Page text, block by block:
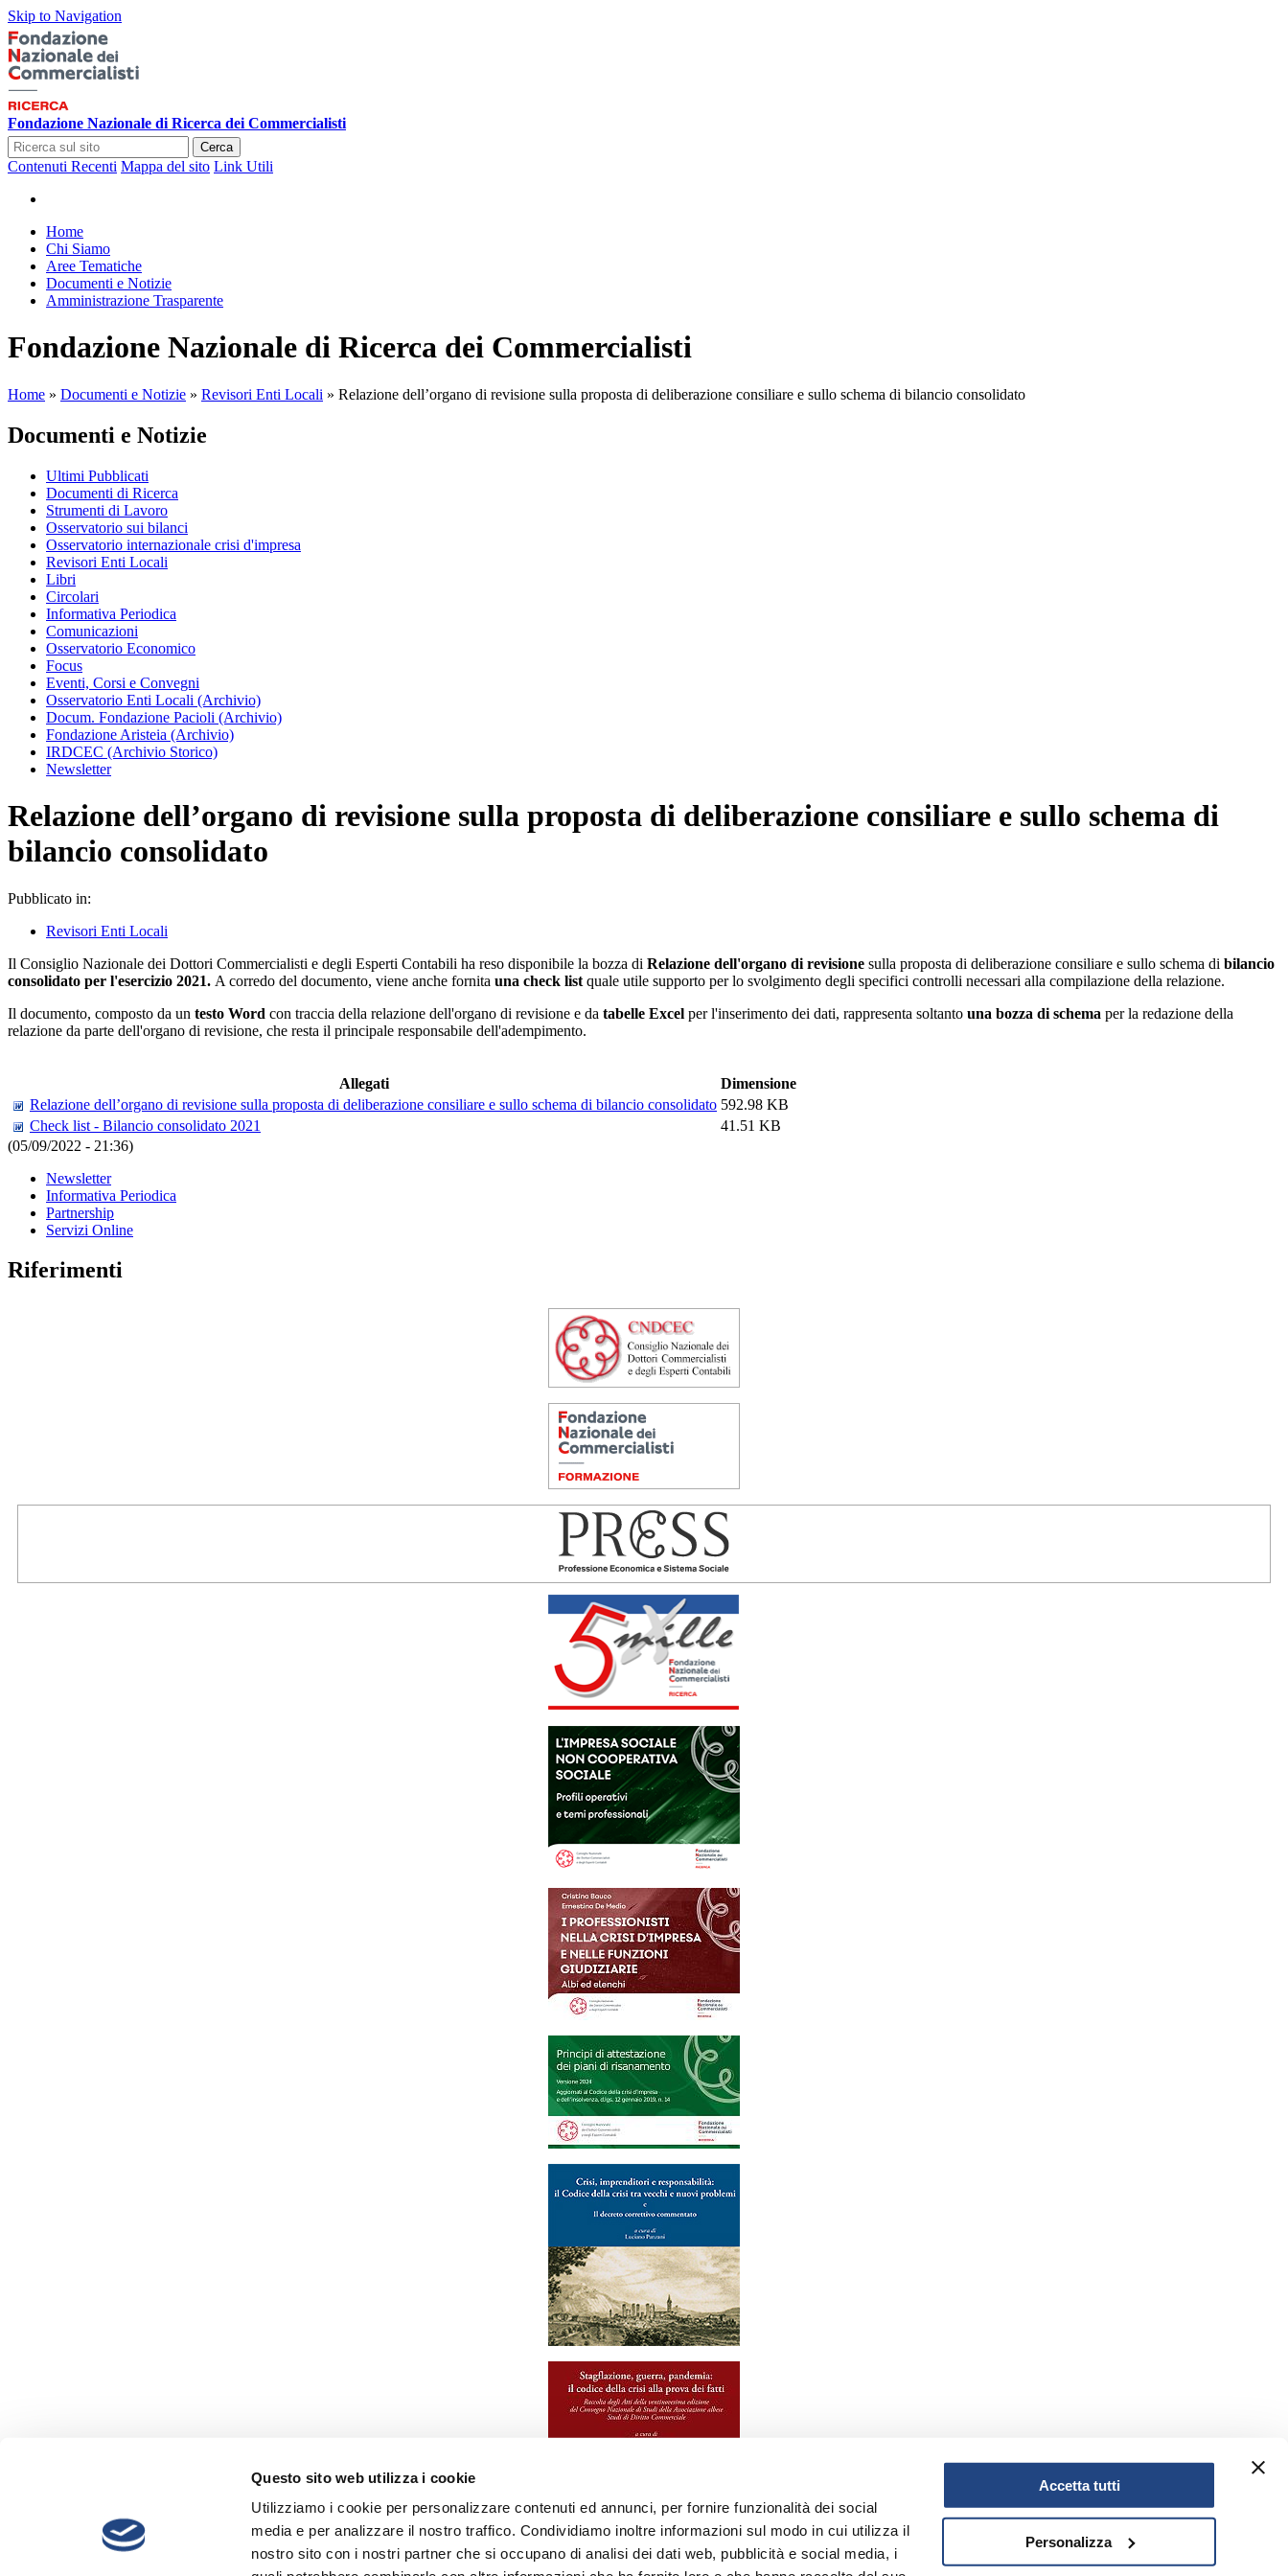
Questo sito web utilizza i cookie
Utilizziamo i cookie per personalizzare contenuti ed annunci, per fornire funzionalità dei social
media e per analizzare il nostro traffico. Condividiamo inoltre informazioni sul modo in cui utilizza il
nostro sito con i nostri partner che si occupano di analisi dei dati web, pubblicità e social media, i
Accetta tutti
Personalizza
Skip to Navigation
Fondazione Nazionale di Ricerca dei Commercialisti
Cerca
Contenuti Recenti Mappa del sito Link Utili
Home
Chi Siamo
Aree Tematiche
Documenti e Notizie
Amministrazione Trasparente
Fondazione Nazionale di Ricerca dei Commercialisti
Home » Documenti e Notizie » Revisori Enti Locali » Relazione dell’organo di revisione sulla proposta di deliberazione consiliare e sullo schema di bilancio consolidato
Documenti e Notizie
Ultimi Pubblicati
Documenti di Ricerca
Strumenti di Lavoro
Osservatorio sui bilanci
Osservatorio internazionale crisi d'impresa
Revisori Enti Locali
Libri
Circolari
Informativa Periodica
Comunicazioni
Osservatorio Economico
Focus
Eventi, Corsi e Convegni
Osservatorio Enti Locali (Archivio)
Docum. Fondazione Pacioli (Archivio)
Fondazione Aristeia (Archivio)
IRDCEC (Archivio Storico)
Newsletter
Relazione dell’organo di revisione sulla proposta di deliberazione consiliare e sullo schema di
bilancio consolidato
Pubblicato in:
Revisori Enti Locali
Il Consiglio Nazionale dei Dottori Commercialisti e degli Esperti Contabili ha reso disponibile la bozza di Relazione dell'organo di revisione sulla proposta di deliberazione consiliare e sullo schema di bilancio
consolidato per l'esercizio 2021. A corredo del documento, viene anche fornita una check list quale utile supporto per lo svolgimento degli specifici controlli necessari alla compilazione della relazione.
Il documento, composto da un testo Word con traccia della relazione dell'organo di revisione e da tabelle Excel per l'inserimento dei dati, rappresenta soltanto una bozza di schema per la redazione della
relazione da parte dell'organo di revisione, che resta il principale responsabile dell'adempimento.
Allegati
Dimensione
Relazione dell’organo di revisione sulla proposta di deliberazione consiliare e sullo schema di bilancio consolidato 592.98 KB
Check list - Bilancio consolidato 2021
41.51 KB
(05/09/2022 - 21:36)
Newsletter
Informativa Periodica
Partnership
Servizi Online
Riferimenti